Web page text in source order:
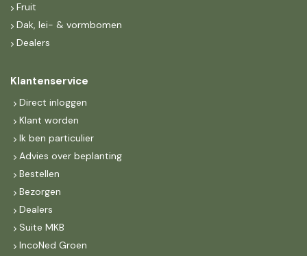
Fruit
Dak, lei- & vormbomen
Dealers
Klantenservice
Direct inloggen
Klant worden
Ik ben particulier
Advies over beplanting
Bestellen
Bezorgen
Dealers
Suite MKB
IncoNed Groen